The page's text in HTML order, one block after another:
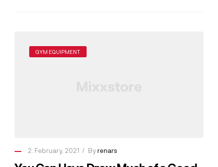
GYM EQUIPMENT
2. February, 2021 Byrenars